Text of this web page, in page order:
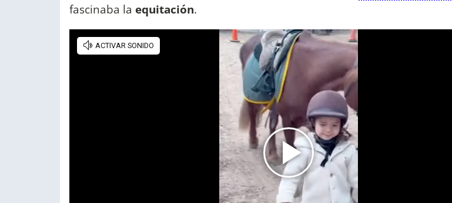
fascinaba la equitación.